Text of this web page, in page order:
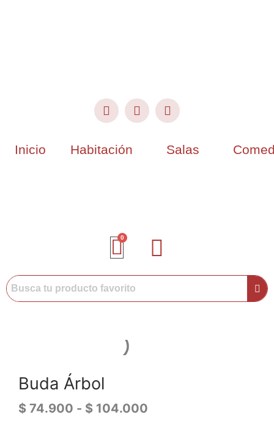
Inicio Habitación Salas
Buda Árbol
$ 74.900 - $ 104.000